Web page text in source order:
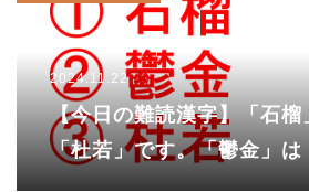
2024.11.22
【今日の難読漢字】「石榴
「杜若」です。「鬱金」は